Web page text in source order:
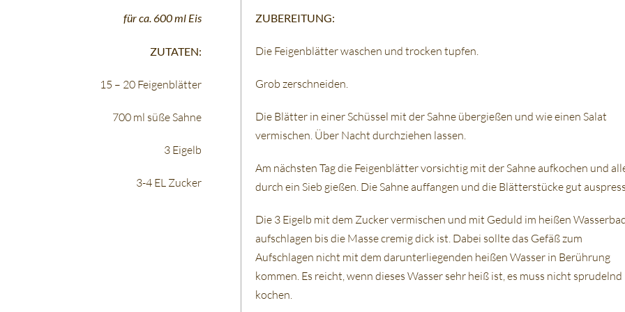
für ca. 600 ml Eis
ZUTATEN:
15 – 20 Feigenblätter
700 ml süße Sahne
3 Eigelb
3-4 EL Zucker
ZUBEREITUNG:
Die Feigenblätter waschen und trocken tupfen.
Grob zerschneiden.
Die Blätter in einer Schüssel mit der Sahne übergießen und wie einen Salat
vermischen. Über Nacht durchziehen lassen.
Am nächsten Tag die Feigenblätter vorsichtig mit der Sahne aufkochen und
durch ein Sieb gießen. Die Sahne auffangen und die Blätterstücke gut
Die 3 Eigelb mit dem Zucker vermischen und mit Geduld im heißen
aufschlagen bis die Masse cremig dick ist. Dabei sollte das Gefäß zum
Aufschlagen nicht mit dem darunterliegenden heißen Wasser in Berührung
kommen. Es reicht, wenn dieses Wasser sehr heiß ist, es muss nicht sprudelnd
kochen.